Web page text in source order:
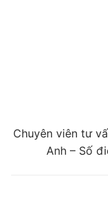
Chuyên viên tư
Anh – Số